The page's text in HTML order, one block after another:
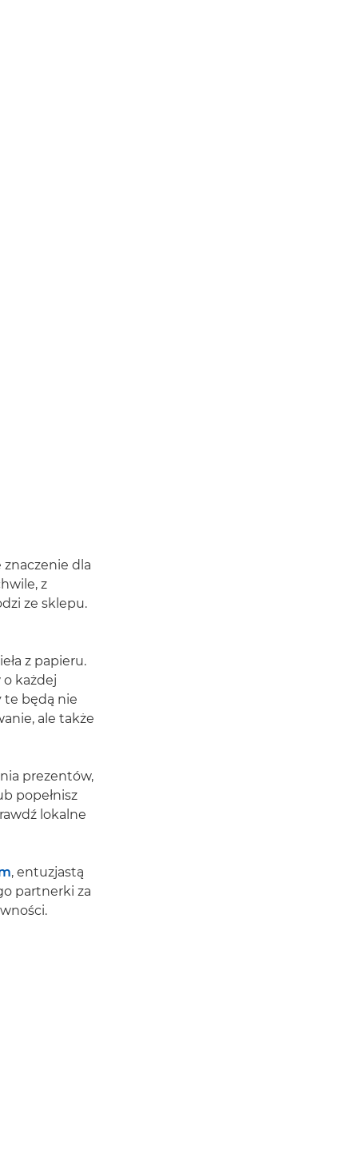
dla
z
ze sklepu.
z papieru.
każdej
te będą nie
ale także
prezentów,
popełnisz
lokalne
, entuzjastą
partnerki za